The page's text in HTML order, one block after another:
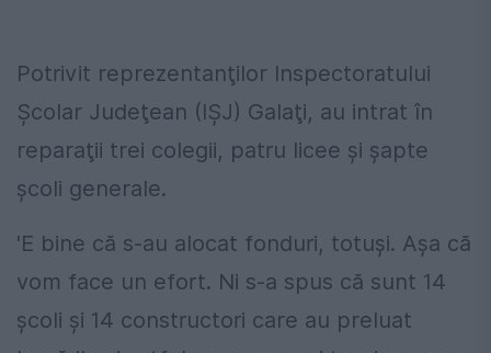
Potrivit reprezentanţilor Inspectoratului
Şcolar Judeţean (IŞJ) Galaţi, au intrat în
reparaţii trei colegii, patru licee şi şapte
şcoli generale.
'E bine că s-au alocat fonduri, totuşi. Aşa că
vom face un efort. Ni s-a spus că sunt 14
şcoli şi 14 constructori care au preluat